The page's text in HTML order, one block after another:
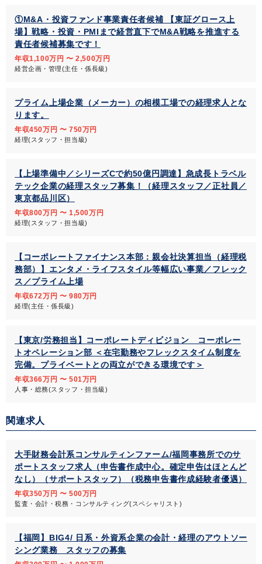
①M&A・投資ファンド事業責任者候補 【東証グロース上
場】戦略・投資・PMIまで経営直下でM&A戦略を推進する
責任者候補募集です！
年収1,100万円 〜 2,500万円
経営企画・管理(主任・係長級)
プライム上場企業（メーカー）の相模工場での経理求人とな
ります。
年収450万円 〜 750万円
経理(スタッフ・担当級)
【上場準備中／シリーズCで約50億円調達】急成長トラベル
テック企業の経理スタッフ募集！（経理スタッフ／正社員／
東京都品川区）
年収800万円 〜 1,500万円
経理(スタッフ・担当級)
【コーポレートファイナンス本部：親会社決算担当（経理税
務部）】エンタメ・ライフスタイル等幅広い事業／フレック
ス／プライム上場
年収672万円 〜 980万円
経理(主任・係長級)
【東京/労務担当】コーポレートディビジョン コーポレー
トオペレーション部 ＜在宅勤務やフレックスタイム制度を
完備。プライベートとの両立ができる環境です＞
年収366万円 〜 501万円
人事・総務(スタッフ・担当級)
関連求人
大手財務会計系コンサルティンファーム/福岡事務所でのサ
ポートスタッフ求人（申告書作成中心。確定申告はほとんど
なし）（サポートスタッフ）（税務申告書作成経験者優遇）
年収350万円 〜 500万円
監査・会計・税務・コンサルティング(スペシャリスト)
【福岡】BIG4/ 日系・外資系企業の会計・経理のアウトソー
シング業務 スタッフの募集